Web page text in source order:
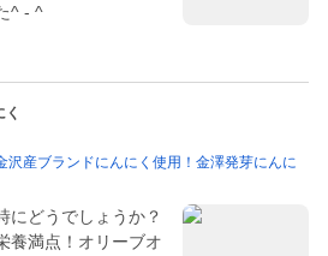
^ - ^
く
産ブランドにんにく使用！金澤発芽にんに
にどうでしょうか？
養満点！オリーブオ